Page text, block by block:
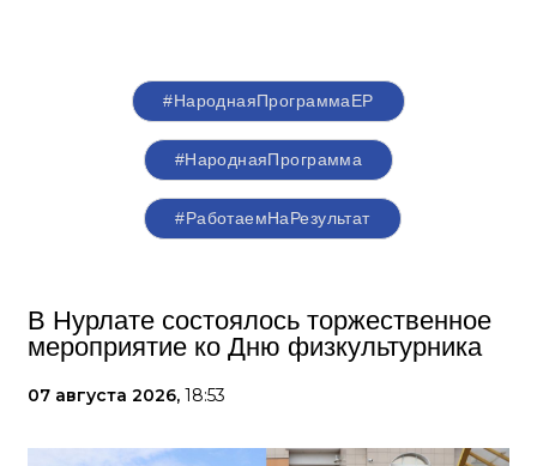
#НароднаяПрограммаЕР
#НароднаяПрограмма
#РаботаемНаРезультат
В Нурлате состоялось торжественное
мероприятие ко Дню физкультурника
07 августа 2026, 18:53